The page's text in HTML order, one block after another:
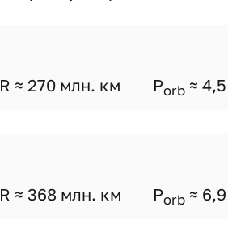
R ≈ 270 млн. км Porb ≈ 4,5
R ≈ 368 млн. км Porb ≈ 6,9